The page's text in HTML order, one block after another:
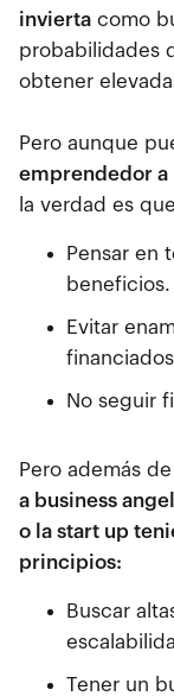
invierta como
probabilidades
obtener
Pero aunque
emprendedor a
la verdad es que
Pensar en
beneficios.
Evitar
No seguir
Pero además
a business
o la start up
principios:
Buscar
Tener un